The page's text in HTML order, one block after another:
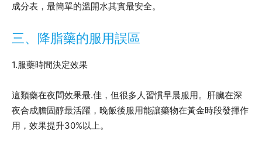
成分表，最簡單的溫開水其實最安全。
三、降脂藥的服用誤區
1.服藥時間決定效果
這類藥在夜間效果最.佳，但很多人習慣早晨服用。肝臟在深
夜合成膽固醇最活躍，晚飯後服用能讓藥物在黃金時段發揮作
用，效果提升30%以上。